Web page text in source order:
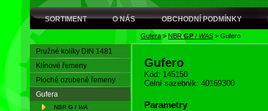
SORTIMENT O NÁS OBCHODNÍ PODMÍNKY
Gufera> NBRGP / WAS > Gufero
Pružné kolíky DIN 1481
Klínové řemeny
Ploché ozubené řemeny
Gufera
NBR G / WA
Gufero
Kód: 145150
Celní sazebník: 40169300
Parametry